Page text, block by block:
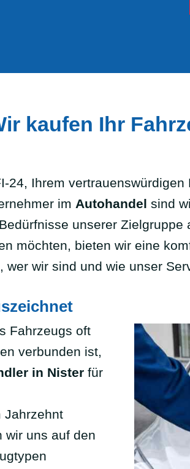
kaufen Ihr
24, Ihrem vertrauenswürdigen
im Autohandel sind
unserer
möchten, bieten wir eine
wir sind und wie unser
Fahrzeugs oft
verbunden ist,
in Nister für
Jahrzehnt
wir uns auf den